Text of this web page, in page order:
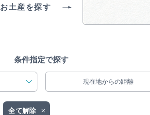
岐阜県観光デー
お土産を探す
条件指定で探す
現在地からの距離
全て解除